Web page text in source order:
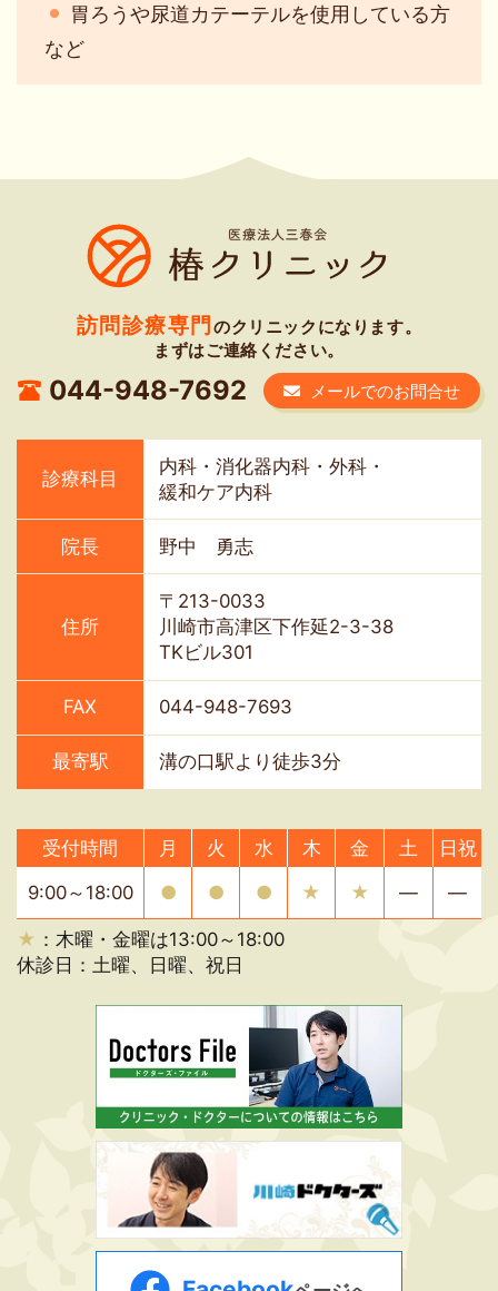
胃ろうや尿道カテーテルを使用している方
など
訪問診療専門のクリニックになります。
まずはご連絡ください。
044-948-7692 メールでのお問合せ
診療科目
内科・消化器内科・外科・
緩和ケア内科
院長 野中 勇志
住所
〒213-0033
川崎市高津区下作延2-3-38
TKビル301
FAX 044-948-7693
最寄駅 溝の口駅より徒歩3分
★ ：木曜・金曜は13:00～18:00
休診日：土曜、日曜、祝日
受付時間 月 火 水 木 金 土
日祝
9:00～18:00
● ● ● ★ ★ ― ―